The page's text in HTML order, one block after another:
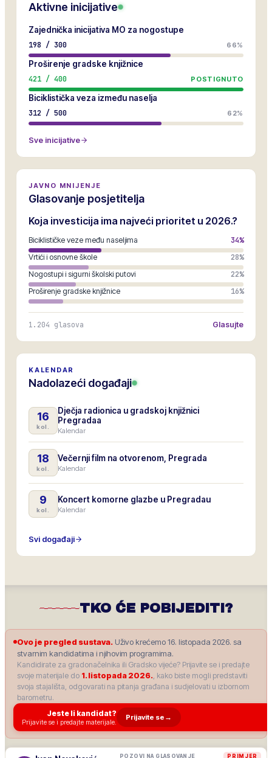
Aktivne inicijative
Zajednička inicijativa MO za nogostupe
198 / 300 66%
Proširenje gradske knjižnice
421 / 400 POSTIGNUTO
Biciklistička veza između naselja
312 / 500 62%
Sve inicijative
JAVNO MNIJENJE
Glasovanje posjetitelja
Koja investicija ima najveći prioritet u 2026.?
Biciklističke veze među naseljima 34%
Vrtići i osnovne škole 28%
Nogostupi i sigurni školski putovi 22%
Proširenje gradske knjižnice 16%
1.204 glasova Glasujte
KALENDAR
Nadolazeći događaji
16
kol.
Dječja radionica u gradskoj knjižnici
Pregradaa
Kalendar
18
kol.
Večernji film na otvorenom, Pregrada
Kalendar
9
kol.
Koncert komorne glazbe u Pregradau
Kalendar
Svi događaji
TKO ĆE POBIJEDITI?
Ovo je pregled sustava. Uživo krećemo 16. listopada 2026. sa
stvarnim kandidatima i njihovim programima.
Kandidirate za gradonačelnika ili Gradsko vijeće? Prijavite se i predajte
svoje materijale do 1. listopada 2026., kako biste mogli predstaviti
svoja stajališta, odgovarati na pitanja građana i sudjelovati u izbornom
barometru.
Jeste li kandidat?
Prijavite se i predajte materijale.
Prijavite se →
PRIMJER
POZOVI NA GLASOVANJE